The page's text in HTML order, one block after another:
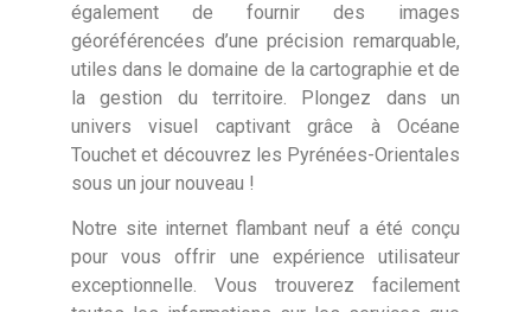
également de fournir des images
géoréférencées d’une précision remarquable,
utiles dans le domaine de la cartographie et de
la gestion du territoire. Plongez dans un
univers visuel captivant grâce à Océane
Touchet et découvrez les Pyrénées-Orientales
sous un jour nouveau !
Notre site internet flambant neuf a été conçu
pour vous offrir une expérience utilisateur
exceptionnelle. Vous trouverez facilement